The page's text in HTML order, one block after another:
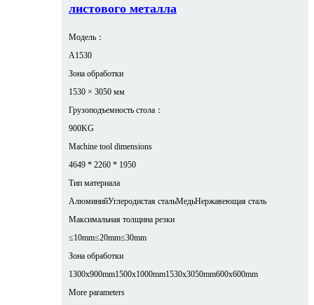
листового металла
Модель：
A1530
Зона обработки
1530 × 3050 мм
Грузоподъемность стола：
900KG
Machine tool dimensions
4649 * 2260 * 1950
Тип материала
АлюминийУглеродистая стальМедьНержавеющая сталь
Максимальная толщина резки
≤10mm≤20mm≤30mm
Зона обработки
1300x900mm1500x1000mm1530x3050mm600x600mm
More parameters